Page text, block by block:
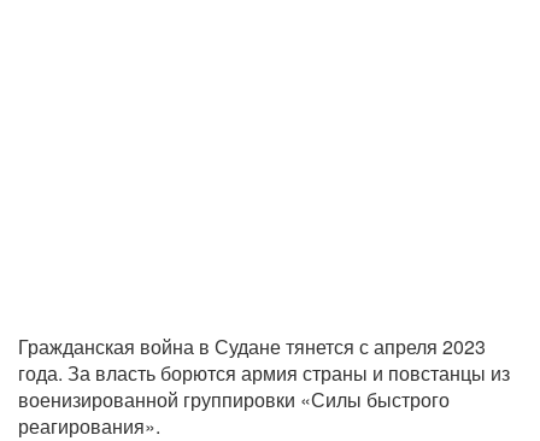
Гражданская война в Судане тянется с апреля 2023
года. За власть борются армия страны и повстанцы из
военизированной группировки «Силы быстрого
реагирования».